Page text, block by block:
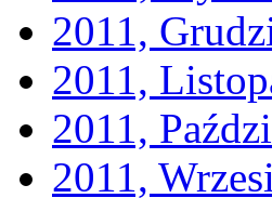
2011,
2011,
2011,
2011,